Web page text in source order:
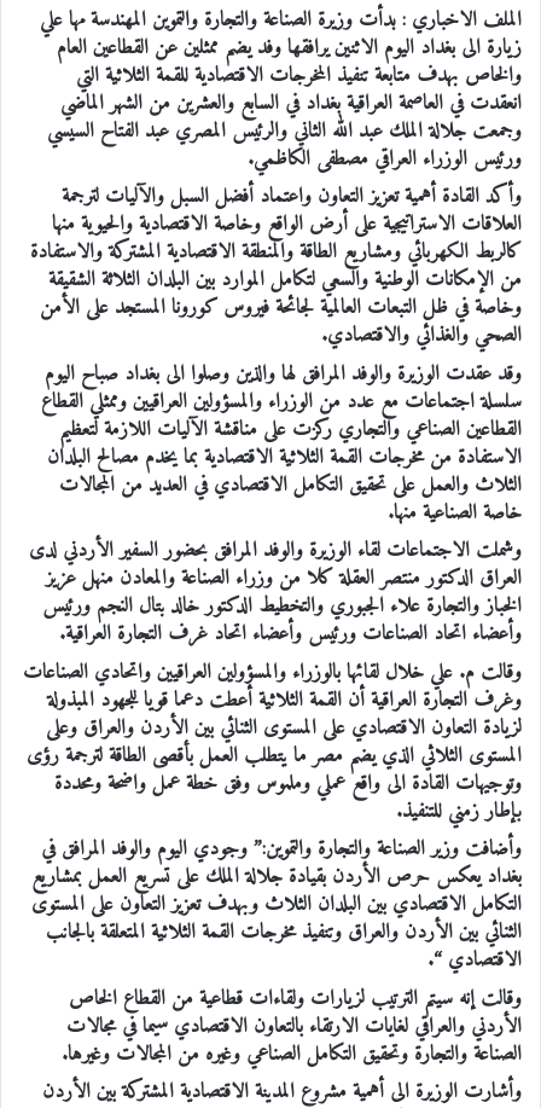
الملف الاخباري : بدأت وزيرة الصناعة والتجارة والتموين المهندسة مها علي
زيارة الى بغداد اليوم الاثنين يرافقها وفد يضم ممثلين عن القطاعين العام
والخاص بهدف متابعة تنفيذ المخرجات الاقتصادية للقمة الثلاثية التي
انعقدت في العاصمة العراقية بغداد في السابع والعشرين من الشهر الماضي
وجمعت جلالة الملك عبد الله الثاني والرئيس المصري عبد الفتاح السيسي
ورئيس الوزراء العراقي مصطفى الكاظمي.
وأكد القادة أهمية تعزيز التعاون واعتماد أفضل السبل والآليات لترجمة
العلاقات الاستراتيجية على أرض الواقع وخاصة الاقتصادية والحيوية منها
كالربط الكهربائي ومشاريع الطاقة والمنطقة الاقتصادية المشتركة والاستفادة
من الإمكانات الوطنية والسعي لتكامل الموارد بين البلدان الثلاثة الشقيقة
وخاصة في ظل التبعات العالمية لجائحة فيروس كورونا المستجد على الأمن
الصحي والغذائي والاقتصادي.
وقد عقدت الوزيرة والوفد المرافق لها والذين وصلوا الى بغداد صباح اليوم
سلسلة اجتماعات مع عدد من الوزراء والمسؤولين العراقيين وممثلي القطاع
القطاعين الصناعي والتجاري ركزت على مناقشة الآليات اللازمة لتعظيم
الاستفادة من مخرجات القمة الثلاثية الاقتصادية بما يخدم مصالح البلدان
الثلاث والعمل على تحقيق التكامل الاقتصادي في العديد من المجالات
خاصة الصناعية منها.
وشملت الاجتماعات لقاء الوزيرة والوفد المرافق بحضور السفير الأردني لدى
العراق الدكتور منتصر العقلة كلا من وزراء الصناعة والمعادن منهل عزيز
الخباز والتجارة علاء الجبوري والتخطيط الدكتور خالد بتال النجم ورئيس
وأعضاء اتحاد الصناعات ورئيس وأعضاء اتحاد غرف التجارة العراقية.
وقالت م. علي خلال لقائها بالوزراء والمسؤولين العراقيين واتحادي الصناعات
وغرف التجارة العراقية أن القمة الثلاثية أعطت دعما قويا للجهود المبذولة
لزيادة التعاون الاقتصادي على المستوى الثنائي بين الأردن والعراق وعلى
المستوى الثلاثي الذي يضم مصر ما يتطلب العمل بأقصى الطاقة لترجمة رؤى
وتوجيهات القادة الى واقع عملي وملموس وفق خطة عمل واضحة ومحددة
بإطار زمني للتنفيذ.
وأضافت وزير الصناعة والتجارة والتموين:” وجودي اليوم والوفد المرافق في
بغداد يعكس حرص الأردن بقيادة جلالة الملك على تسريع العمل بمشاريع
التكامل الاقتصادي بين البلدان الثلاث وبهدف تعزيز التعاون على المستوى
الثنائي بين الأردن والعراق وتنفيذ مخرجات القمة الثلاثية المتعلقة بالجانب
الاقتصادي “.
وقالت إنه سيتم الترتيب لزيارات ولقاءات قطاعية من القطاع الخاص
الأردني والعراقي لغايات الارتقاء بالتعاون الاقتصادي سيما في مجالات
الصناعة والتجارة وتحقيق التكامل الصناعي وغيره من المجالات وغيرها.
وأشارت الوزيرة الى أهمية مشروع المدينة الاقتصادية المشتركة بين الأردن